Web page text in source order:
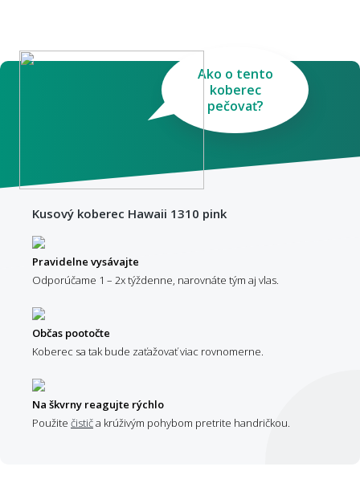
Ako o tento
koberec
pečovať?
Kusový koberec Hawaii 1310 pink
Pravidelne vysávajte
Odporúčame 1 – 2x týždenne, narovnáte tým aj vlas.
Občas pootočte
Koberec sa tak bude zaťažovať viac rovnomerne.
Na škvrny reagujte rýchlo
Použite čističa krúživým pohybom pretrite handričkou.